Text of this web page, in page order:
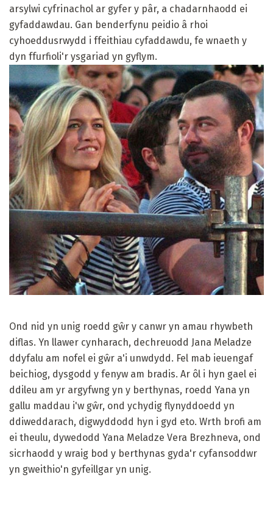
arsylwi cyfrinachol ar gyfer y pâr, a chadarnhaodd ei
gyfaddawdau. Gan benderfynu peidio â rhoi
cyhoeddusrwydd i ffeithiau cyfaddawdu, fe wnaeth y
dyn ffurfioli'r ysgariad yn gyflym.
Ond nid yn unig roedd gŵr y canwr yn amau ​​rhywbeth
diflas. Yn llawer cynharach, dechreuodd Jana Meladze
ddyfalu am nofel ei gŵr a'i unwdydd. Fel mab ieuengaf
beichiog, dysgodd y fenyw am bradis. Ar ôl i hyn gael ei
ddileu am yr argyfwng yn y berthynas, roedd Yana yn
gallu maddau i'w gŵr, ond ychydig flynyddoedd yn
ddiweddarach, digwyddodd hyn i gyd eto. Wrth brofi am
ei theulu, dywedodd Yana Meladze Vera Brezhneva, ond
sicrhaodd y wraig bod y berthynas gyda'r cyfansoddwr
yn gweithio'n gyfeillgar yn unig.